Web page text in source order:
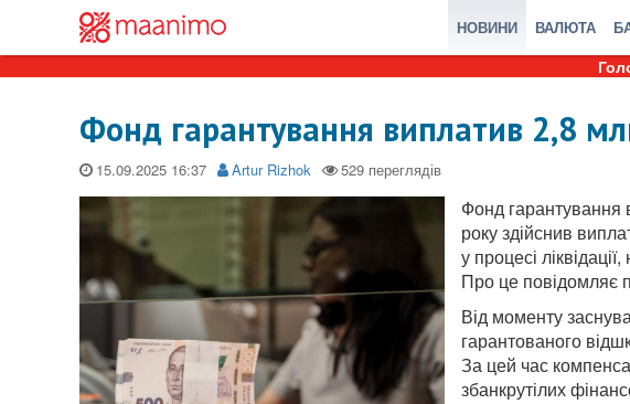
НОВИНИ ВАЛЮТА
Фонд гарантування виплатив 2,8
15.09.2025 Artur Rizhok
Фонд гарантування
року здійснив
у процесі
Про це повідомляє
Від моменту
гарантованого
За цей час
збанкрутілих